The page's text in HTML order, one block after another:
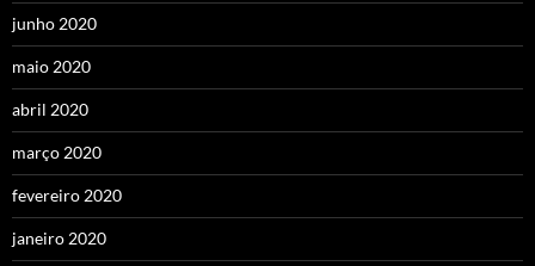
junho 2020
maio 2020
abril 2020
março 2020
fevereiro 2020
janeiro 2020